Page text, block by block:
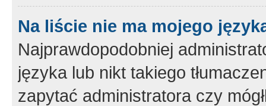
Na liście nie ma mojego
Najprawdopodobniej
języka lub nikt takiego
zapytać administratora czy